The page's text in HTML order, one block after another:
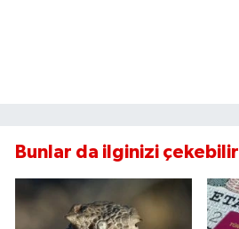
Bunlar da ilginizi çekebilir